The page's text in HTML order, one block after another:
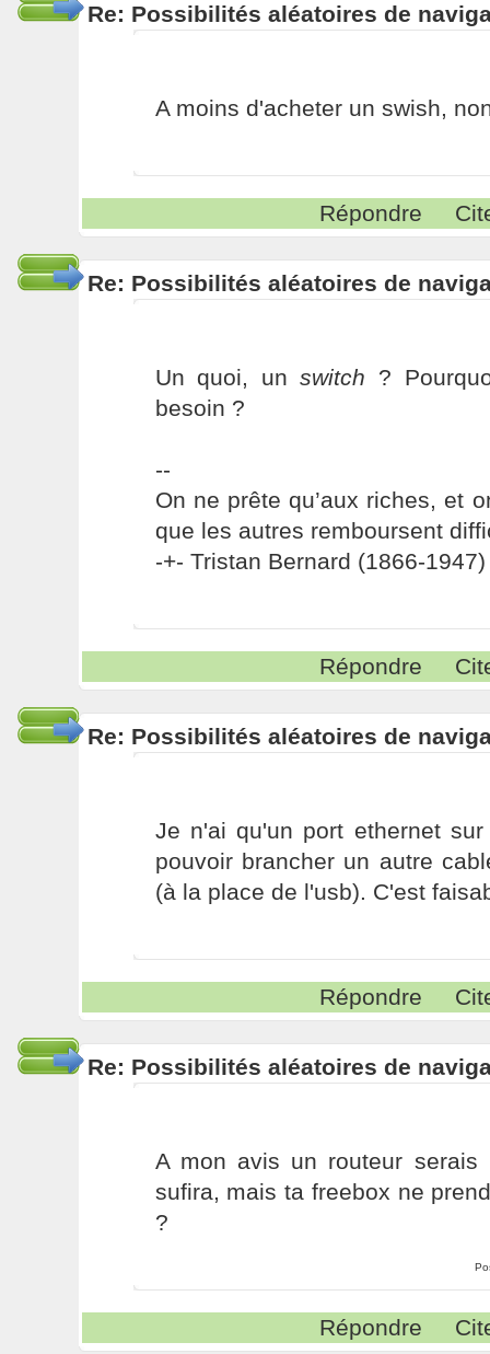
Re: Possibilités aléatoires de
A moins d'acheter un swish,
Répondre
Re: Possibilités aléatoires de
Un quoi, unswitch ?
besoin ?
--
On ne prête qu’aux riches, et
que les autres remboursent
-+- Tristan Bernard (1866-1947)
Répondre
Re: Possibilités aléatoires de
Je n'ai qu'un port ethernet
pouvoir brancher un autre
(à la place de l'usb). C'est
Répondre
Re: Possibilités aléatoires de
A mon avis un routeur serais
sufira, mais ta freebox ne
?
Répondre